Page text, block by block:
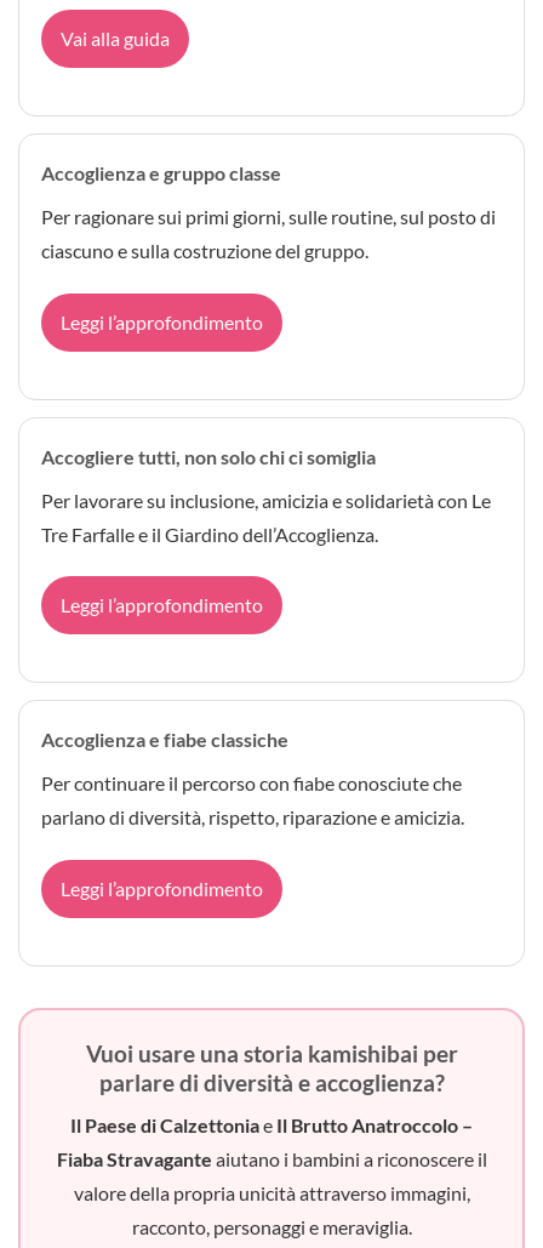
Vai alla guida
Accoglienza e gruppo classe
Per ragionare sui primi giorni, sulle routine, sul posto di
ciascuno e sulla costruzione del gruppo.
Leggi l’approfondimento
Accogliere tutti, non solo chi ci somiglia
Per lavorare su inclusione, amicizia e solidarietà con Le
Tre Farfalle e il Giardino dell’Accoglienza.
Leggi l’approfondimento
Accoglienza e fiabe classiche
Per continuare il percorso con fiabe conosciute che
parlano di diversità, rispetto, riparazione e amicizia.
Leggi l’approfondimento
Vuoi usare una storia kamishibai per
parlare di diversità e accoglienza?
Il Paese di Calzettoniae Il Brutto Anatroccolo –
Fiaba Stravagante aiutano i bambini a riconoscere il
valore della propria unicità attraverso immagini,
racconto, personaggi e meraviglia.